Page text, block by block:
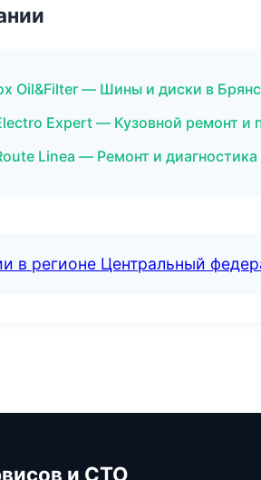
Oil&Filter — Шины и диски в
Expert — Кузовной ремонт и
Linea — Ремонт и
в регионе Центральный
и СТО